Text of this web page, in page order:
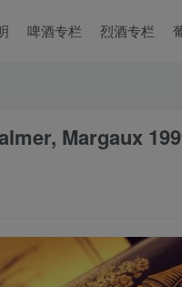
啤酒专栏 烈酒专栏
Margaux